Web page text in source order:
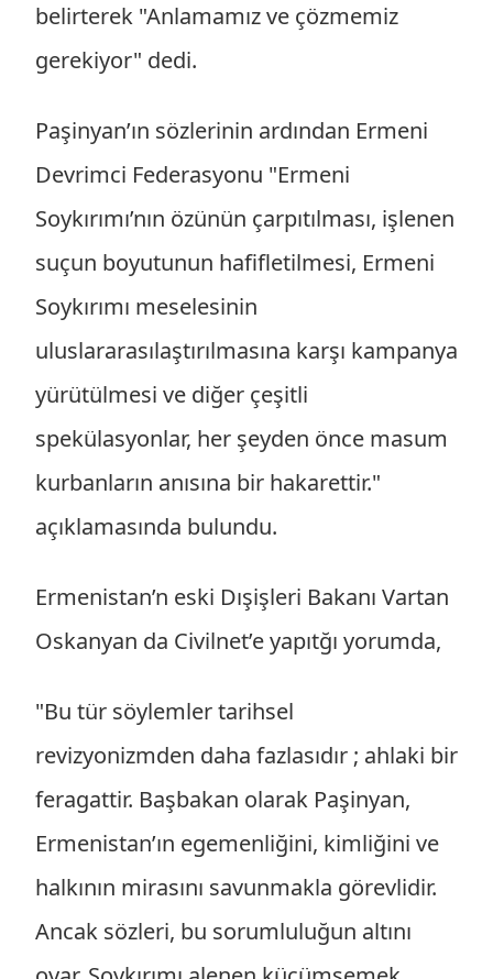
belirterek "Anlamamız ve çözmemiz
gerekiyor" dedi.
Paşinyan’ın sözlerinin ardından Ermeni
Devrimci Federasyonu "Ermeni
Soykırımı’nın özünün çarpıtılması, işlenen
suçun boyutunun hafifletilmesi, Ermeni
Soykırımı meselesinin
uluslararasılaştırılmasına karşı kampanya
yürütülmesi ve diğer çeşitli
spekülasyonlar, her şeyden önce masum
kurbanların anısına bir hakarettir."
açıklamasında bulundu.
Ermenistan’n eski Dışişleri Bakanı Vartan
Oskanyan da Civilnet’e yapıtğı yorumda,
"Bu tür söylemler tarihsel
revizyonizmden daha fazlasıdır ; ahlaki bir
feragattir. Başbakan olarak Paşinyan,
Ermenistan’ın egemenliğini, kimliğini ve
halkının mirasını savunmakla görevlidir.
Ancak sözleri, bu sorumluluğun altını